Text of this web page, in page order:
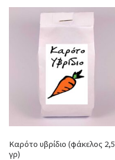
Καρότο υβρίδιο (φάκελος 2,5
γρ)